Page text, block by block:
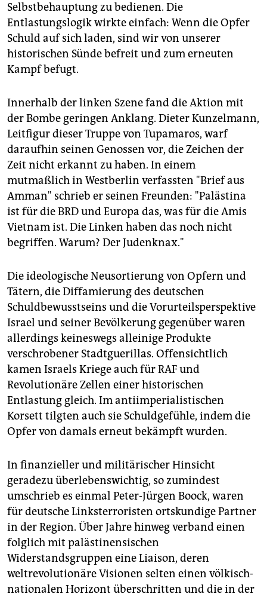
Selbstbehauptung zu bedienen. Die
Entlastungslogik wirkte einfach: Wenn die Opfer
Schuld auf sich laden, sind wir von unserer
historischen Sünde befreit und zum erneuten
Kampf befugt.
Innerhalb der linken Szene fand die Aktion mit
der Bombe geringen Anklang. Dieter Kunzelmann,
Leitfigur dieser Truppe von Tupamaros, warf
daraufhin seinen Genossen vor, die Zeichen der
Zeit nicht erkannt zu haben. In einem
mutmaßlich in Westberlin verfassten "Brief aus
Amman" schrieb er seinen Freunden: "Palästina
ist für die BRD und Europa das, was für die Amis
Vietnam ist. Die Linken haben das noch nicht
begriffen. Warum? Der Judenknax."
Die ideologische Neusortierung von Opfern und
Tätern, die Diffamierung des deutschen
Schuldbewusstseins und die Vorurteilsperspektive
Israel und seiner Bevölkerung gegenüber waren
allerdings keineswegs alleinige Produkte
verschrobener Stadtguerillas. Offensichtlich
kamen Israels Kriege auch für RAF und
Revolutionäre Zellen einer historischen
Entlastung gleich. Im antiimperialistischen
Korsett tilgten auch sie Schuldgefühle, indem die
Opfer von damals erneut bekämpft wurden.
In finanzieller und militärischer Hinsicht
geradezu überlebenswichtig, so zumindest
umschrieb es einmal Peter-Jürgen Boock, waren
für deutsche Linksterroristen ortskundige Partner
in der Region. Über Jahre hinweg verband einen
folglich mit palästinensischen
Widerstandsgruppen eine Liaison, deren
weltrevolutionäre Visionen selten einen völkisch-
nationalen Horizont überschritten und die in der